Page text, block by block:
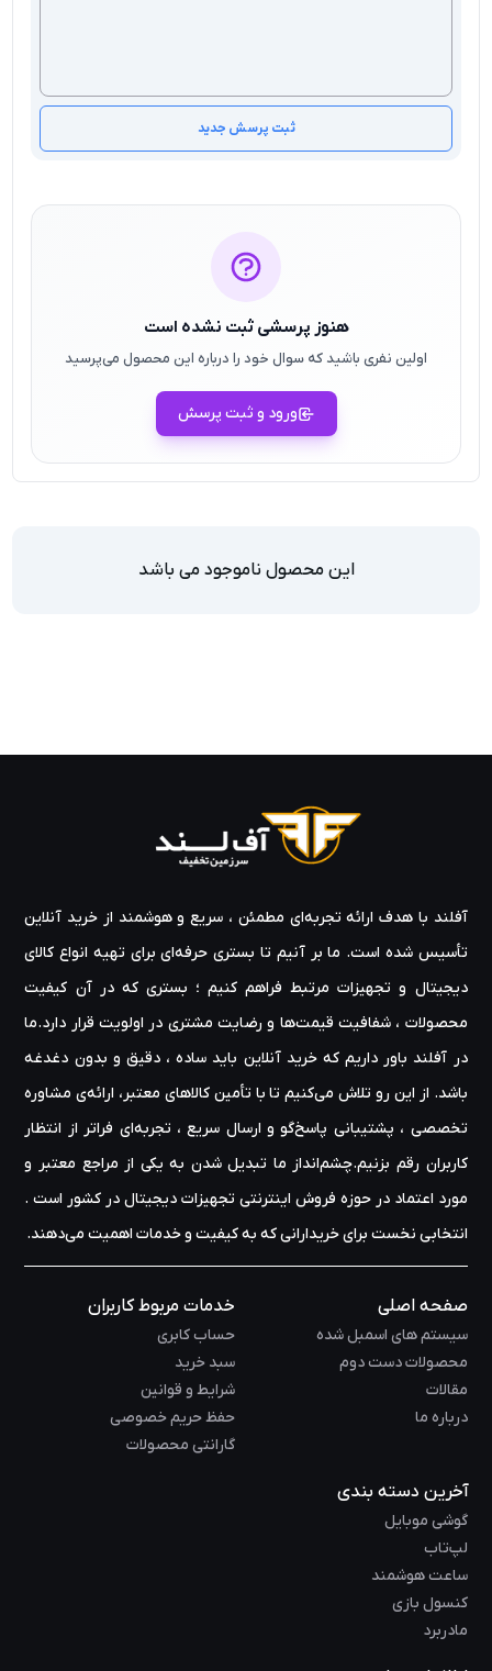
ثبت پرسش جدید
هنوز پرسشی ثبت نشده است
اولین نفری باشید که سوال خود را درباره این محصول می‌پرسید
ورود و ثبت پرسش
این محصول ناموجود می باشد
آفلند با هدف ارائه‌ تجربه‌ای مطمئن ، سریع و هوشمند از خرید آنلاین
تأسیس شده است. ما بر آنیم تا بستری حرفه‌ای برای تهیه‌ انواع کالای
دیجیتال و تجهیزات مرتبط فراهم کنیم ؛ بستری که در آن کیفیت
محصولات ، شفافیت قیمت‌ها و رضایت مشتری در اولویت قرار دارد.ما
در آفلند باور داریم که خرید آنلاین باید ساده ، دقیق و بدون دغدغه
باشد. از این رو تلاش می‌کنیم تا با تأمین کالاهای معتبر، ارائه‌ی مشاوره‌
تخصصی ، پشتیبانی پاسخ‌گو و ارسال سریع ، تجربه‌ای فراتر از انتظار
کاربران رقم بزنیم.چشم‌انداز ما تبدیل شدن به یکی از مراجع معتبر و
مورد اعتماد در حوزه‌ فروش اینترنتی تجهیزات دیجیتال در کشور است .
انتخابی نخست برای خریدارانی که به کیفیت و خدمات اهمیت می‌دهند.
صفحه اصلی
سیستم های اسمبل شده
محصولات دست دوم
مقالات
درباره ما
خدمات مربوط کاربران
حساب کابری
سبد خرید
شرایط و قوانین
حفظ حریم خصوصی
گارانتی محصولات
آخرین دسته بندی
گوشی موبایل
لپ‌تاب
ساعت هوشمند
کنسول بازی
مادربرد